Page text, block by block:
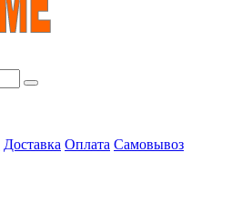
Доставка Оплата Самовывоз